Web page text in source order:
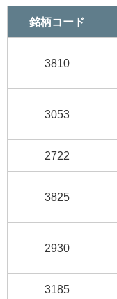
銘柄コード
3810
3053
2722
3825
2930
3185